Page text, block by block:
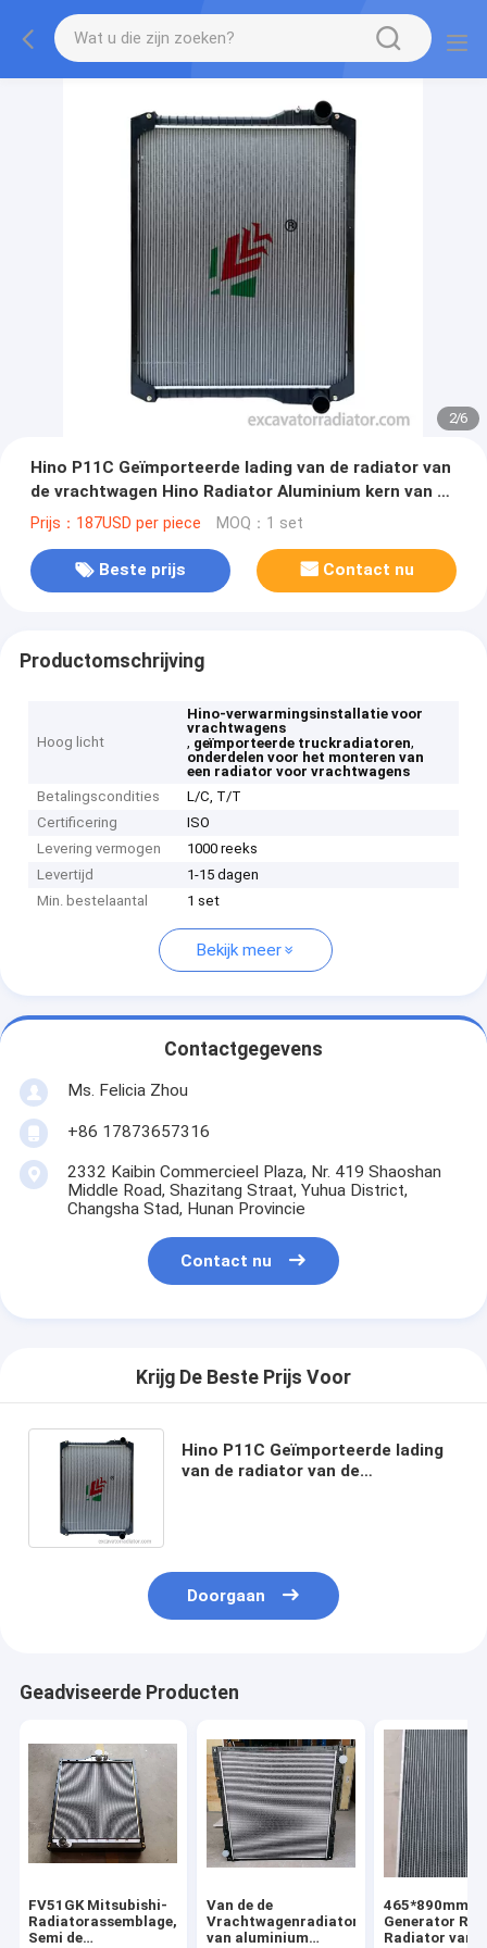
2/6
Hino P11C Geïmporteerde lading van de radiator van
de vrachtwagen Hino Radiator Aluminium kern van de
lading
Prijs：187USD per piece MOQ：1 set
Beste prijs Contact nu
Productomschrijving
Hoog licht
Hino-verwarmingsinstallatie voor
vrachtwagens
, geïmporteerde truckradiatoren,
onderdelen voor het monteren van
een radiator voor vrachtwagens
Betalingscondities
L/C, T/T
Certificering
ISO
Levering vermogen
1000 reeks
Levertijd
1-15 dagen
Min. bestelaantal
1 set
Bekijk meer
Contactgegevens
Ms. Felicia Zhou
+86 17873657316
2332 Kaibin Commercieel Plaza, Nr. 419 Shaoshan
Middle Road, Shazitang Straat, Yuhua District,
Changsha Stad, Hunan Provincie
Contact nu
Krijg De Beste Prijs Voor
Hino P11C Geïmporteerde lading
van de radiator van de
Doorgaan
Geadviseerde Producten
FV51GK Mitsubishi-
Radiatorassemblage,
Semi de
Van de de
Vrachtwagenradiator
van aluminium
465*890mm
Generator
Radiator van